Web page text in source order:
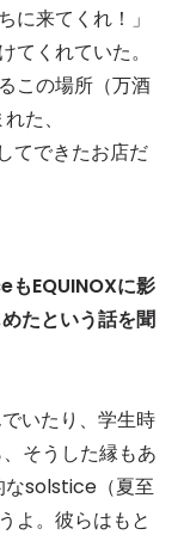
に来てくれ！」
てくれていた。
この場所（万酒
た、
てできたお店だ
EQUINOXに影
たという話を聞
いたり、学生時
そうした縁もあ
なsolstice（夏至
よ。彼らはもと